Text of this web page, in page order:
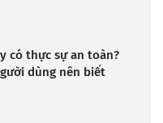
có thực sự an toàn?
dùng nên biết